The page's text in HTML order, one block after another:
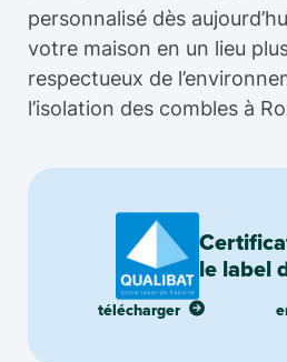
personnalisé dès
votre maison en un lieu
respectueux de
l’isolation des combles à
le label
télécharger